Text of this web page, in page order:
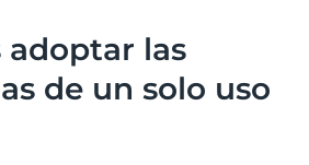
las contraseñas de un solo uso
adoptar las
de un solo uso